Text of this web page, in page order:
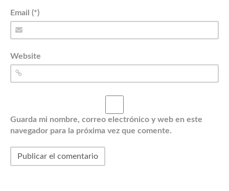
Email (*)
Website
Guarda mi nombre, correo electrónico y web en este
navegador para la próxima vez que comente.